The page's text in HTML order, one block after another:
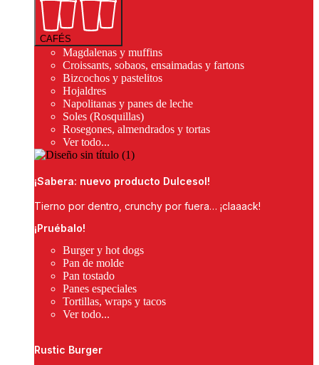
CAFÉS
Magdalenas y muffins
Croissants, sobaos, ensaimadas y fartons
Bizcochos y pastelitos
Hojaldres
Napolitanas y panes de leche
Soles (Rosquillas)
Rosegones, almendrados y tortas
Ver todo...
¡Sabera: nuevo producto Dulcesol!
Tierno por dentro, crunchy por fuera… ¡claaack!
¡Pruébalo!
Burger y hot dogs
Pan de molde
Pan tostado
Panes especiales
Tortillas, wraps y tacos
Ver todo...
Rustic Burger